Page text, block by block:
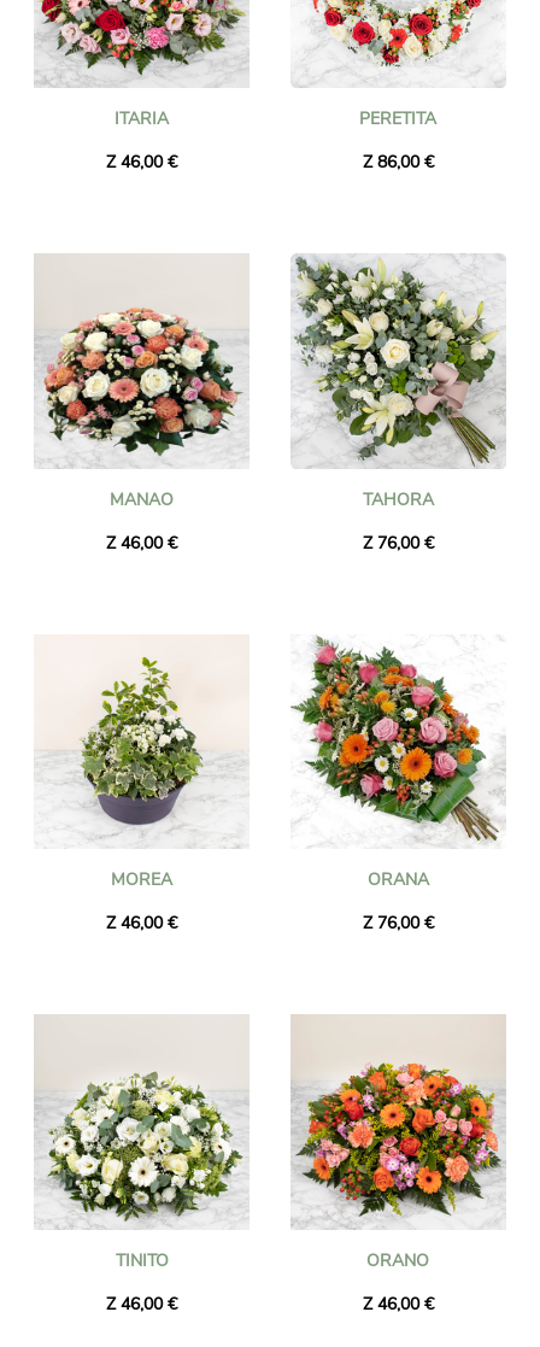
ITARIA
Z 46,00 €
PERETITA
Z 86,00 €
MANAO
Z 46,00 €
TAHORA
Z 76,00 €
MOREA
Z 46,00 €
ORANA
Z 76,00 €
TINITO
Z 46,00 €
ORANO
Z 46,00 €